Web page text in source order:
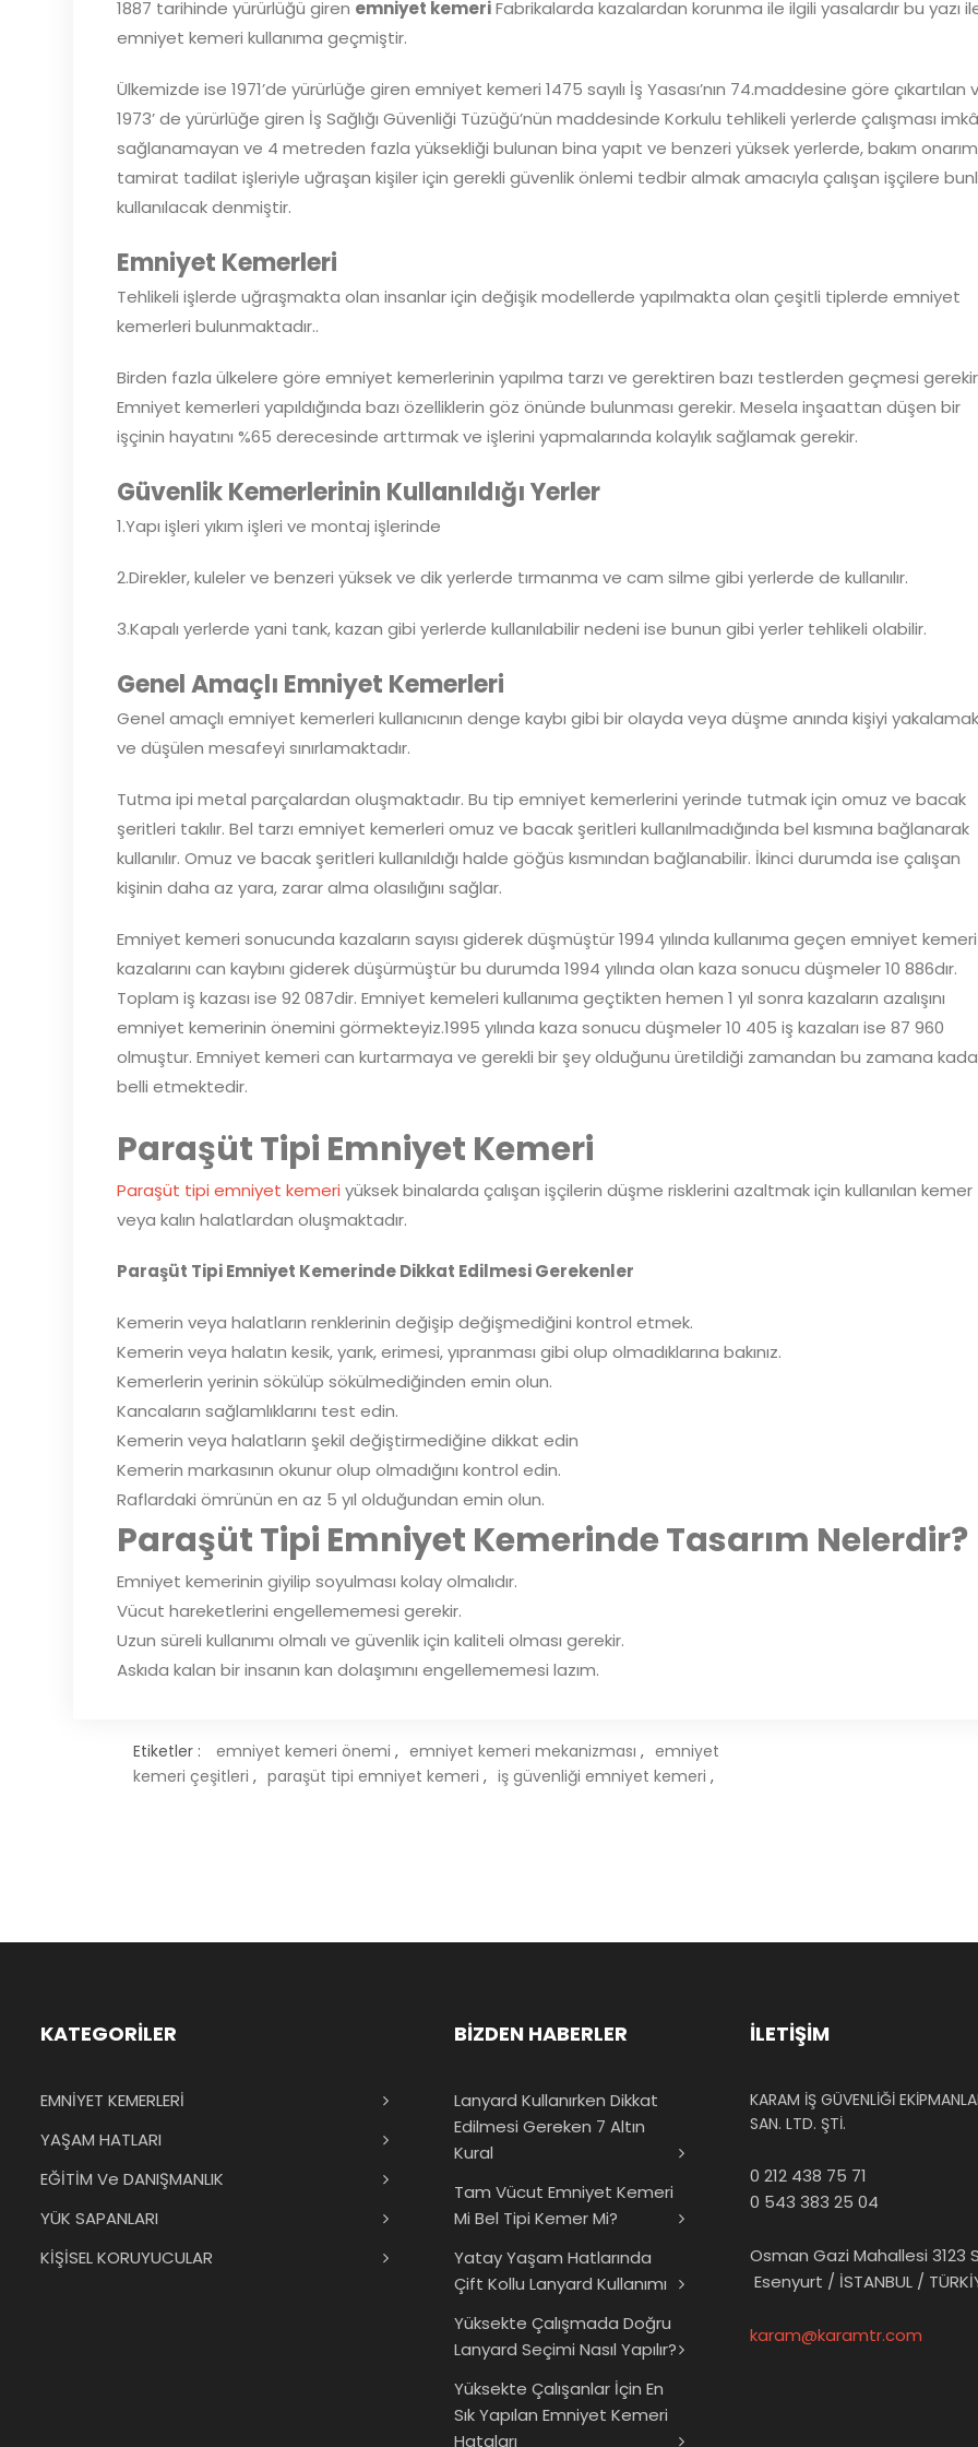
1887 tarihinde yürürlüğü giren emniyet kemeriFabrikalarda kazalardan korunma ile ilgili yasalardır bu yazı
emniyet kemeri kullanıma geçmiştir.
Ülkemizde ise 1971’de yürürlüğe giren emniyet kemeri 1475 sayılı İş Yasası’nın 74.maddesine göre çıkartılan
1973’ de yürürlüğe giren İş Sağlığı Güvenliği Tüzüğü’nün maddesinde Korkulu tehlikeli yerlerde çalışması
sağlanamayan ve 4 metreden fazla yüksekliği bulunan bina yapıt ve benzeri yüksek yerlerde, bakım onarım
tamirat tadilat işleriyle uğraşan kişiler için gerekli güvenlik önlemi tedbir almak amacıyla çalışan işçilere
kullanılacak denmiştir.
Emniyet Kemerleri
Tehlikeli işlerde uğraşmakta olan insanlar için değişik modellerde yapılmakta olan çeşitli tiplerde emniyet
kemerleri bulunmaktadır..
Birden fazla ülkelere göre emniyet kemerlerinin yapılma tarzı ve gerektiren bazı testlerden geçmesi
Emniyet kemerleri yapıldığında bazı özelliklerin göz önünde bulunması gerekir. Mesela inşaattan düşen bir
işçinin hayatını %65 derecesinde arttırmak ve işlerini yapmalarında kolaylık sağlamak gerekir.
Güvenlik Kemerlerinin Kullanıldığı Yerler
1.Yapı işleri yıkım işleri ve montaj işlerinde
2.Direkler, kuleler ve benzeri yüksek ve dik yerlerde tırmanma ve cam silme gibi yerlerde de kullanılır.
3.Kapalı yerlerde yani tank, kazan gibi yerlerde kullanılabilir nedeni ise bunun gibi yerler tehlikeli olabilir.
Genel Amaçlı Emniyet Kemerleri
Genel amaçlı emniyet kemerleri kullanıcının denge kaybı gibi bir olayda veya düşme anında kişiyi yakalamak
ve düşülen mesafeyi sınırlamaktadır.
Tutma ipi metal parçalardan oluşmaktadır. Bu tip emniyet kemerlerini yerinde tutmak için omuz ve bacak
şeritleri takılır. Bel tarzı emniyet kemerleri omuz ve bacak şeritleri kullanılmadığında bel kısmına bağlanarak
kullanılır. Omuz ve bacak şeritleri kullanıldığı halde göğüs kısmından bağlanabilir. İkinci durumda ise çalışan
kişinin daha az yara, zarar alma olasılığını sağlar.
Emniyet kemeri sonucunda kazaların sayısı giderek düşmüştür 1994 yılında kullanıma geçen emniyet
kazalarını can kaybını giderek düşürmüştür bu durumda 1994 yılında olan kaza sonucu düşmeler 10 886dır.
Toplam iş kazası ise 92 087dir. Emniyet kemeleri kullanıma geçtikten hemen 1 yıl sonra kazaların azalışını
emniyet kemerinin önemini görmekteyiz.1995 yılında kaza sonucu düşmeler 10 405 iş kazaları ise 87 960
olmuştur. Emniyet kemeri can kurtarmaya ve gerekli bir şey olduğunu üretildiği zamandan bu zamana
belli etmektedir.
Paraşüt Tipi Emniyet Kemeri
Paraşüt tipi emniyet kemeri yüksek binalarda çalışan işçilerin düşme risklerini azaltmak için kullanılan kemer
veya kalın halatlardan oluşmaktadır.
Paraşüt Tipi Emniyet Kemerinde Dikkat Edilmesi Gerekenler
Kemerin veya halatların renklerinin değişip değişmediğini kontrol etmek.
Kemerin veya halatın kesik, yarık, erimesi, yıpranması gibi olup olmadıklarına bakınız.
Kemerlerin yerinin sökülüp sökülmediğinden emin olun.
Kancaların sağlamlıklarını test edin.
Kemerin veya halatların şekil değiştirmediğine dikkat edin
Kemerin markasının okunur olup olmadığını kontrol edin.
Raflardaki ömrünün en az 5 yıl olduğundan emin olun.
Paraşüt Tipi Emniyet Kemerinde Tasarım Nelerdir?
Emniyet kemerinin giyilip soyulması kolay olmalıdır.
Vücut hareketlerini engellememesi gerekir.
Uzun süreli kullanımı olmalı ve güvenlik için kaliteli olması gerekir.
Askıda kalan bir insanın kan dolaşımını engellememesi lazım.
Etiketler : emniyet kemeri önemi , emniyet kemeri mekanizması , emniyet
kemeri çeşitleri , paraşüt tipi emniyet kemeri , iş güvenliği emniyet kemeri ,
KATEGORİLER
EMNİYET KEMERLERİ
YAŞAM HATLARI
EĞİTİM Ve DANIŞMANLIK
YÜK SAPANLARI
KİŞİSEL KORUYUCULAR
BİZDEN HABERLER
Lanyard Kullanırken Dikkat
Edilmesi Gereken 7 Altın
Kural
Tam Vücut Emniyet Kemeri
Mi Bel Tipi Kemer Mi?
Yatay Yaşam Hatlarında
Çift Kollu Lanyard Kullanımı
Yüksekte Çalışmada Doğru
Lanyard Seçimi Nasıl Yapılır?
Yüksekte Çalışanlar İçin En
Sık Yapılan Emniyet Kemeri
Hataları
İLETİŞİM
KARAM İŞ GÜVENLİĞİ
SAN. LTD. ŞTİ.
0 212 438 75 71
0 543 383 25 04
Osman Gazi Mahallesi 3123
Esenyurt / İSTANBUL /
karam@karamtr.com